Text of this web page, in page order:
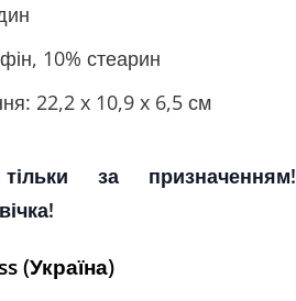
10% стеарин
22,2 x 10,9 x 6,5 см
тільки за призначенням!
(Україна)